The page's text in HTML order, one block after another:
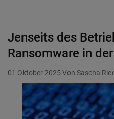
Jenseits des
Ransomware in
01 Oktober 2025 Von Sascha